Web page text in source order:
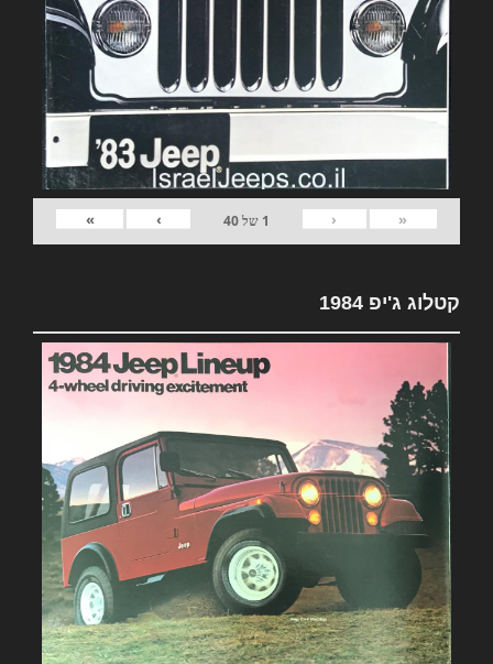
«
‹
1 של40
›
»
קטלוג ג'יפ 1984